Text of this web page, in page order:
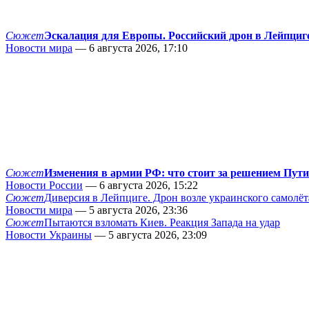
СюжетЭскалация для Европы. Российский дрон в
Новости мира — 6 августа 2026, 17:10
СюжетИзменения в армии РФ: что стоит за решением
Новости России — 6 августа 2026, 15:22
СюжетДиверсия в Лейпциге. Дрон возле украинского
Новости мира — 5 августа 2026, 23:36
СюжетПытаются взломать Киев. Реакция Запада на удар
Новости Украины — 5 августа 2026, 23:09